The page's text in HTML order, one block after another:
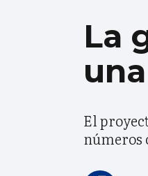
La
El
números